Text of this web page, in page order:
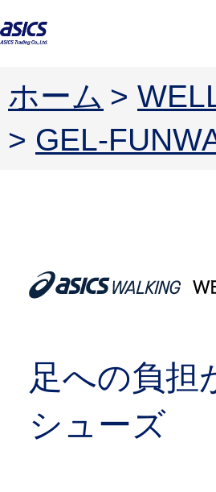
ホーム >
> GEL-
足への負担
シューズ